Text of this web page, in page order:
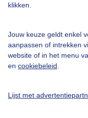
klikken.
Jouw keuze geldt enkel
aanpassen of intrekken
website of in het menu
en cookiebeleid
Lijst met
Adverteren
Buienradar Team
Cookie beleid